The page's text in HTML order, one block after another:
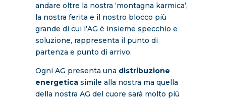
andare oltre la nostra ‘montagna karmica’,
la nostra ferita e il nostro blocco più
grande di cui l’AG è insieme specchio e
soluzione, rappresenta il punto di
partenza e punto di arrivo.
Ogni AG presenta una distribuzione
energeticasimile alla nostra ma quella
della nostra AG del cuore sarà molto più